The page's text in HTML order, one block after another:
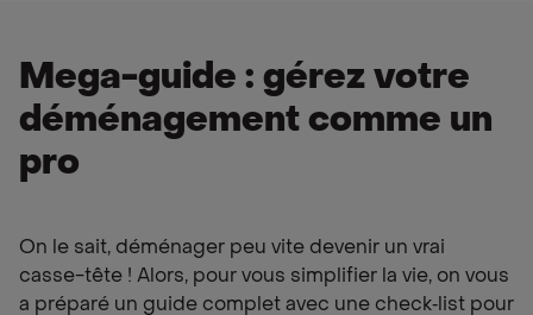
Mega-guide : gérez votre
déménagement comme un
pro
On le sait, déménager peu vite devenir un vrai
casse-tête ! Alors, pour vous simplifier la vie, on vous
a préparé un guide complet avec une check‑list pour